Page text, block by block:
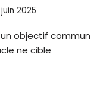
juin 2025
objectif commun
ne cible